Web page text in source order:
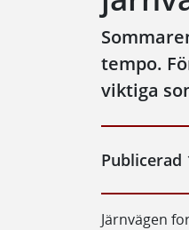
tempo.
viktiga
Publicerad
Järnvägen